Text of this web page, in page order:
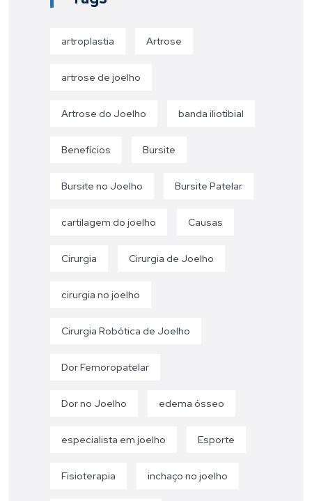
artroplastia Artrose
artrose de joelho
Artrose do Joelho banda iliotibial
Benefícios Bursite
Bursite no Joelho Bursite Patelar
cartilagem do joelho Causas
Cirurgia Cirurgia de Joelho
cirurgia no joelho
Cirurgia Robótica de Joelho
Dor Femoropatelar
Dor no Joelho edema ósseo
especialista em joelho Esporte
Fisioterapia inchaço no joelho